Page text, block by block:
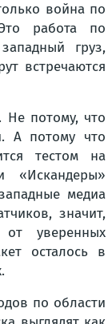
война по
работа по
груз,
встречаются
потому, что
А потому что
тестом на
«Искандеры»
медиа
значит,
уверенных
осталось в
по области